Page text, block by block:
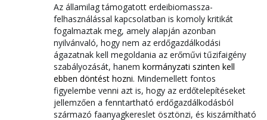
Az államilag támogatott erdeibiomassza-
felhasználással kapcsolatban is komoly kritikát
fogalmaztak meg, amely alapján azonban
nyilvánvaló, hogy nem az erdőgazdálkodási
ágazatnak kell megoldania az erőművi tűzifaigény
szabályozását, hanem kormányzati szinten kell
ebben döntést hozni. Mindemellett fontos
figyelembe venni azt is, hogy az erdőtelepítéseket
jellemzően a fenntartható erdőgazdálkodásból
származó faanyagkereslet ösztönzi, és kiszámítható